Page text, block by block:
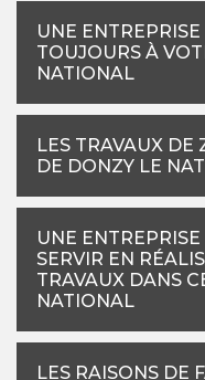
UNE
TOUJOURS À
NATIONAL
LES TRAVAUX DE
DE DONZY LE
UNE
SERVIR EN
TRAVAUX DANS
NATIONAL
LES RAISONS DE